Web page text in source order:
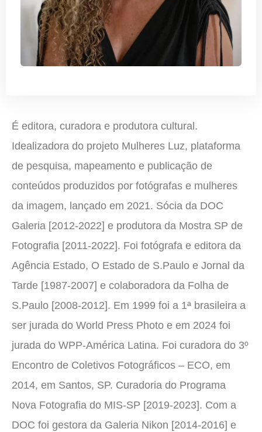
É editora, curadora e produtora cultural.
Idealizadora do projeto Mulheres Luz, plataforma
de pesquisa, mapeamento e publicação de
conteúdos produzidos por fotógrafas e mulheres
da imagem, lançado em 2021. Sócia da DOC
Galeria [2012-2022] e produtora da Mostra SP de
Fotografia [2011-2022]. Foi fotógrafa e editora da
Agência Estado, O Estado de S.Paulo e Jornal da
Tarde [1987-2007] e colaboradora da Folha de
S.Paulo [2008-2012]. Em 1999 foi a 1ª brasileira a
ser jurada do World Press Photo e em 2024 foi
jurada do WPP-América Latina. Foi curadora do 3º
Encontro de Coletivos Fotográficos – ECO, em
2014, em Santos, SP. Curadoria do Programa
Nova Fotografia do MIS-SP [2019-2023]. Com a
DOC foi gestora da Galeria Nikon [2014-2016] e